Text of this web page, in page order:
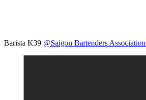
Barista K39 @Saigon Bartenders